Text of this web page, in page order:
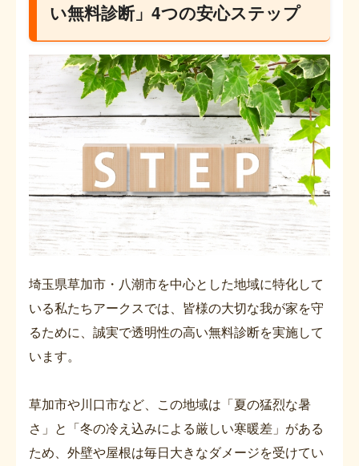
い無料診断」4つの安心ステップ
埼玉県草加市・八潮市を中心とした地域に特化して
いる私たちアークスでは、皆様の大切な我が家を守
るために、誠実で透明性の高い無料診断を実施して
います。
草加市や川口市など、この地域は「夏の猛烈な暑
さ」と「冬の冷え込みによる厳しい寒暖差」がある
ため、外壁や屋根は毎日大きなダメージを受けてい